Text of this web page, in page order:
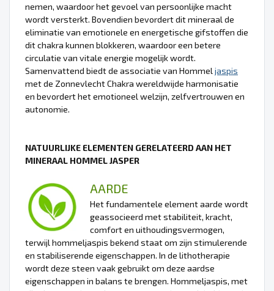
nemen, waardoor het gevoel van persoonlijke macht
wordt versterkt. Bovendien bevordert dit mineraal de
eliminatie van emotionele en energetische gifstoffen die
dit chakra kunnen blokkeren, waardoor een betere
circulatie van vitale energie mogelijk wordt.
Samenvattend biedt de associatie van Hommel jaspis
met de Zonnevlecht Chakra wereldwijde harmonisatie
en bevordert het emotioneel welzijn, zelfvertrouwen en
autonomie.
NATUURLIJKE ELEMENTEN GERELATEERD AAN HET
MINERAAL HOMMEL JASPER
AARDE
Het fundamentele element aarde wordt
geassocieerd met stabiliteit, kracht,
comfort en uithoudingsvermogen,
terwijl hommeljaspis bekend staat om zijn stimulerende
en stabiliserende eigenschappen. In de lithotherapie
wordt deze steen vaak gebruikt om deze aardse
eigenschappen in balans te brengen. Hommeljaspis, met